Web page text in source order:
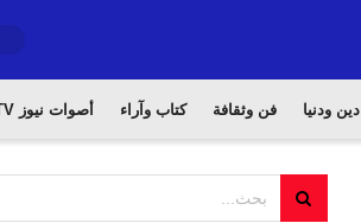
دين ودنيا فن وثقافة كتاب وآراء أصوات نيوز TV